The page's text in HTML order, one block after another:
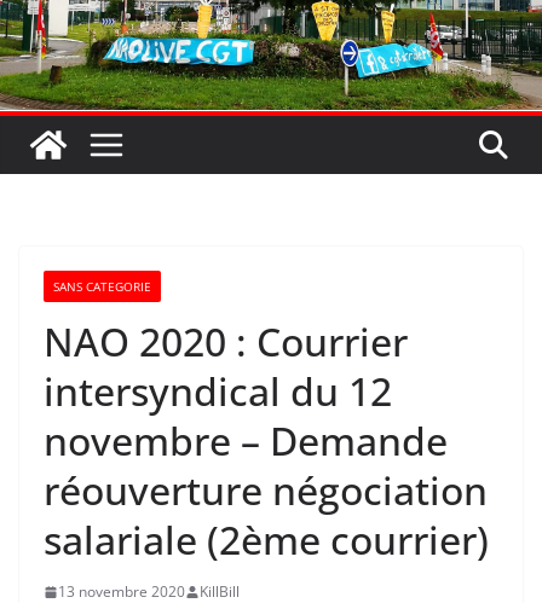
SANS CATEGORIE
NAO 2020 : Courrier
intersyndical du 12
novembre – Demande
réouverture négociation
salariale (2ème courrier)
13 novembre 2020 KillBill